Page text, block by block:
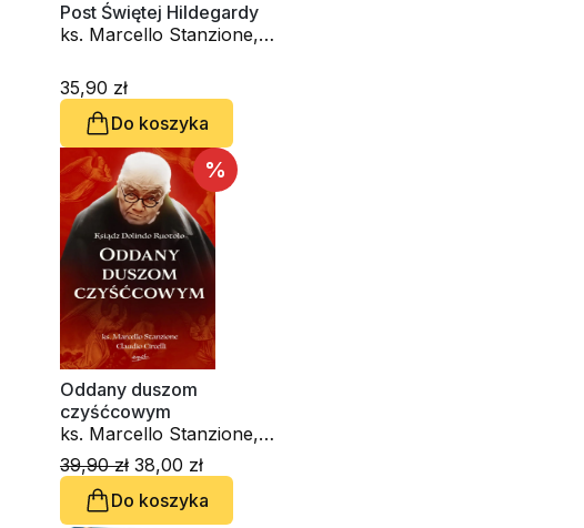
Post Świętej Hildegardy
ks. Marcello Stanzione,
35,90 zł
Do koszyka
%
Oddany duszom
czyśćcowym
ks. Marcello Stanzione,
Claudio Circelli
39,90 zł 38,00 zł
Do koszyka